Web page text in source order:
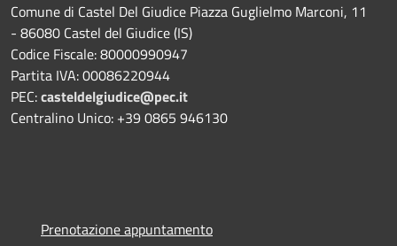
Comune di Castel Del Giudice Piazza Guglielmo Marconi, 11
- 86080 Castel del Giudice (IS)
Codice Fiscale: 80000990947
Partita IVA: 00086220944
PEC:casteldelgiudice@pec.it
Centralino Unico: +39 0865 946130
Prenotazione appuntamento